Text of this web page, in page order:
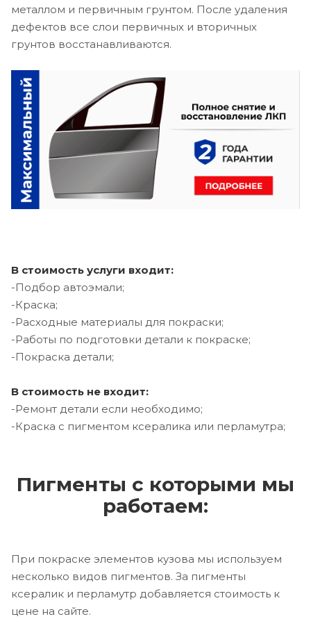
металлом и первичным грунтом. После удаления
дефектов все слои первичных и вторичных
грунтов восстанавливаются.
В стоимость услуги входит:
-Подбор автоэмали;
-Краска;
-Расходные материалы для покраски;
-Работы по подготовки детали к покраске;
-Покраска детали;
В стоимость не входит:
-Ремонт детали если необходимо;
-Краска с пигментом ксералика или перламутра;
Пигменты с которыми мы
работаем:
При покраске элементов кузова мы используем
несколько видов пигментов. За пигменты
ксералик и перламутр добавляется стоимость к
цене на сайте.